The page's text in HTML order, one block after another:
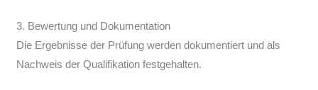
3. Bewertung und Dokumentation
Die Ergebnisse der Prüfung werden dokumentiert und als
Nachweis der Qualifikation festgehalten.